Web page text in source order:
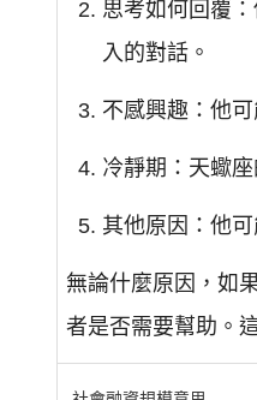
思考如何回覆
入的對話。
不感興趣：他
冷靜期：天蠍
其他原因：他
無論什麼原因，如
者是否需要幫助。